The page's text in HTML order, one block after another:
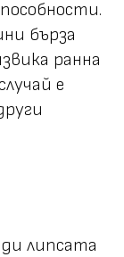
бърза
ранна
е
липсата